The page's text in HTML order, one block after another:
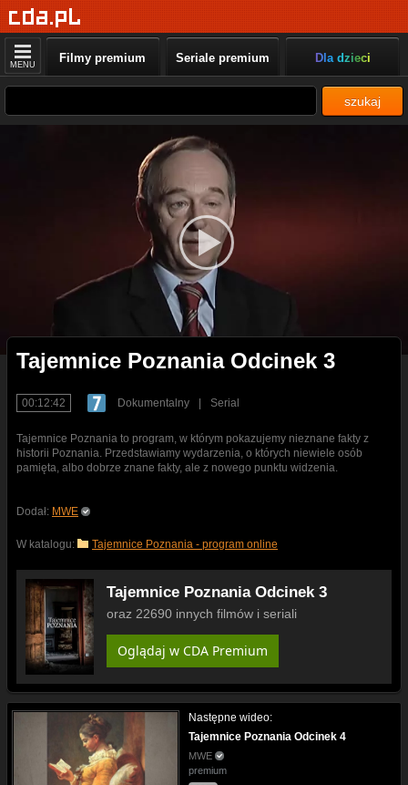
MENU Filmy premium Seriale premium Dla dzieci
szukaj
Tajemnice Poznania Odcinek 3
00:12:42 Dokumentalny Serial
Tajemnice Poznania to program, w którym pokazujemy nieznane fakty z
historii Poznania. Przedstawiamy wydarzenia, o których niewiele osób
pamięta, albo dobrze znane fakty, ale z nowego punktu widzenia.
Dodał: MWE
W katalogu: Tajemnice Poznania - program online
Tajemnice Poznania Odcinek 3
oraz 22690 innych filmów i seriali
Oglądaj w CDA Premium
Następne wideo:
Tajemnice Poznania Odcinek 4
MWE
premium